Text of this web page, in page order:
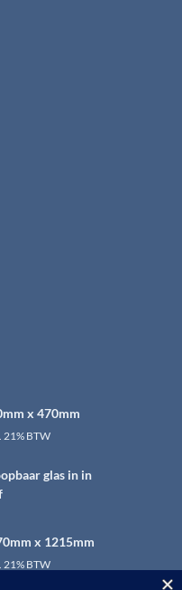
x 470mm
21% BTW
glas in in
x 1215mm
21% BTW